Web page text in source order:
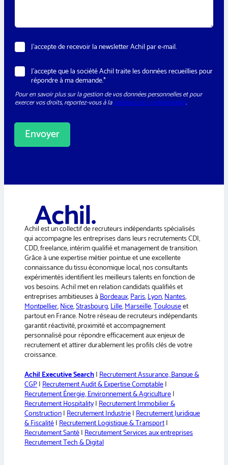
N
e
w
s
e
t
t
r
J’accepte de recevoir la newsletter Achil par e-mail.
R
G
D
*
J’accepte que la société Achil traite les données recueillies pour
répondre à ma demande.*
Pour en savoir plus sur la gestion de vos données personnelles et pour
exercer vos droits, reportez-vous à lapolitique de confidentialité.
Envoyer
e
Achil est un collectif de recruteurs indépendants spécialisés
qui accompagne les entreprises dans leurs recrutements CDI,
CDD, freelance, intérim qualifié et management de transition.
Grâce à une expertise métier pointue et une excellente
connaissance du tissu économique local, nos consultants
expérimentés identifient les meilleurs talents en fonction de
vos besoins. Achil met en relation candidats qualifiés et
entreprises ambitieuses àBordeaux,Paris,Lyon,Nantes,
Montpellier,Nice,Strasbourg,Lille,Marseille,Toulouseet
partout en France. Notre réseau de recruteurs indépendants
garantit réactivité, proximité et accompagnement
personnalisé pour répondre efficacement aux enjeux de
recrutement et attirer durablement les profils clés de votre
croissance.
Achil Executive Search|Recrutement Assurance, Banque &
CGP|Recrutement Audit & Expertise Comptable|
Recrutement Énergie, Environnement & Agriculture|
Recrutement Hospitality|Recrutement Immobilier &
Construction|Recrutement Industrie|Recrutement Juridique
& Fiscalité|Recrutement Logistique & Transport|
Recrutement Santé|Recrutement Services aux entreprises
Recrutement Tech & Digital